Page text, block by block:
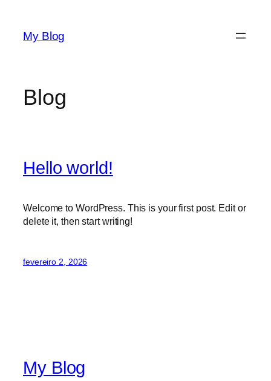
My Blog
Blog
Hello world!
Welcome to WordPress. This is your first post. Edit or
delete it, then start writing!
fevereiro 2, 2026
My Blog